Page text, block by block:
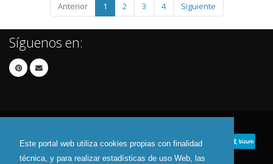
Este portal web utiliza cookies propias con finalidad
técnica, y para realizar estadísticas de uso Web, las
Anterior 1 2 3 4 Siguiente
Síguenos en: